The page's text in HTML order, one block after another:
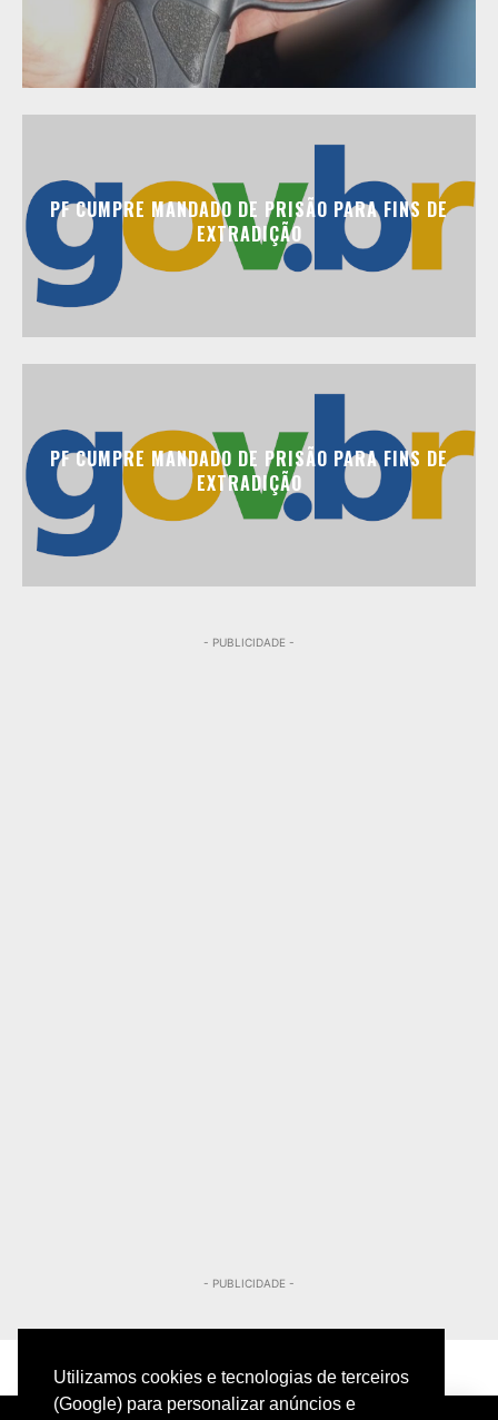
Utilizamos cookies e tecnologias de terceiros
(Google) para personalizar anúncios e
PF CUMPRE MANDADO DE PRISÃO PARA FINS DE
EXTRADIÇÃO
PF CUMPRE MANDADO DE PRISÃO PARA FINS DE
EXTRADIÇÃO
- PUBLICIDADE -
- PUBLICIDADE -